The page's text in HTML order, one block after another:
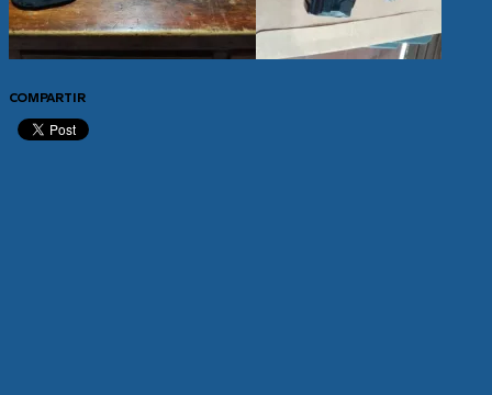
COMPARTIR